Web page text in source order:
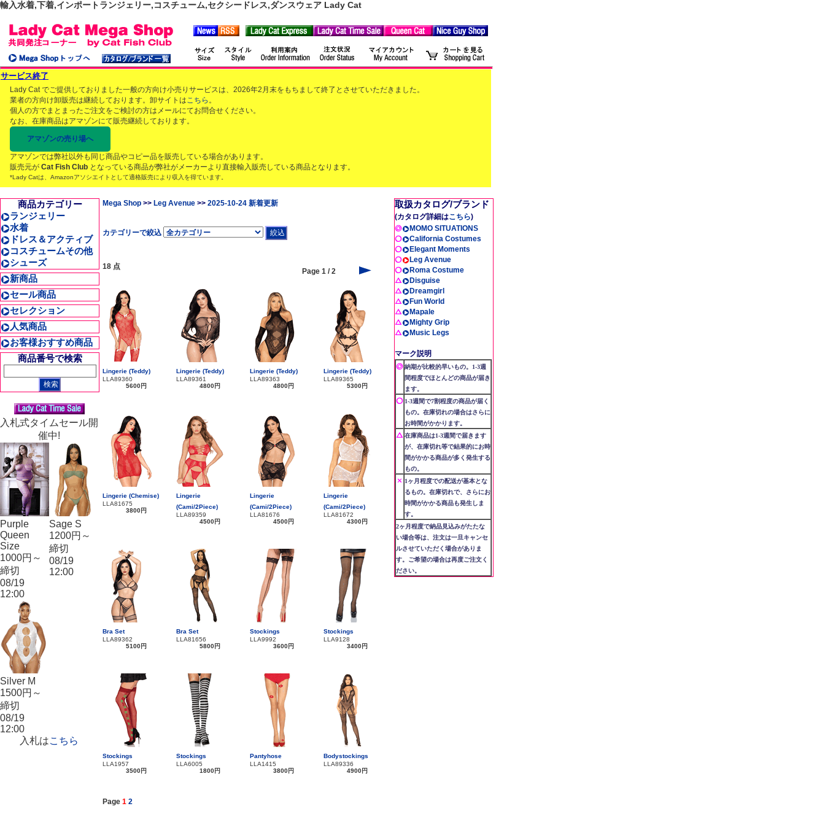
輸入水着,下着,インポートランジェリー,コスチューム,セクシードレス,ダンスウェア Lady Cat
サービス終了
Lady Cat でご提供しておりました一般の方向け小売りサービスは、2026年2月末をもちまして終了とさせていただきました。
業者の方向け卸販売は継続しております。卸サイトはこちら 。
個人の方でまとまったご注文をご検討の方はメールにてお問合せください。
なお、在庫商品はアマゾンにて販売継続しております。
アマゾンの売り場へ
アマゾンでは弊社以外も同じ商品やコピー品を販売している場合があります。
販売元が Cat Fish Club となっている商品が弊社がメーカーより直接輸入販売している商品となります。
*Lady Catは、Amazonアソシエイトとして適格販売により収入を得ています。
商品カテゴリー
ランジェリー
水着
ドレス＆アクティブ
コスチュームその他
シューズ
新商品
セール商品
セレクション
人気商品
お客様おすすめ商品
商品番号で検索
入札式タイムセール開
催中!
Purple
Queen
Size
1000円～
締切
08/19
12:00
Sage S
1200円～
締切
08/19
12:00
Silver M
1500円～
締切
08/19
12:00
入札はこちら
Mega Shop >> Leg Avenue >> 2025-10-24 新着更新
カテゴリーで絞込
18 点
Page 1 / 2
Lingerie (Teddy)
LLA89360
5600円
Lingerie (Teddy)
LLA89361
4800円
Lingerie (Teddy)
LLA89363
4800円
Lingerie (Teddy)
LLA89365
5300円
Lingerie (Chemise)
LLA81675
3800円
Lingerie
(Cami/2Piece)
LLA89359
4500円
Lingerie
(Cami/2Piece)
LLA81676
4500円
Lingerie
(Cami/2Piece)
LLA81672
4300円
Bra Set
LLA89362
5100円
Bra Set
LLA81656
5800円
Stockings
LLA9992
3600円
Stockings
LLA9128
3400円
Stockings
LLA1957
3500円
Stockings
LLA6005
1800円
Pantyhose
LLA1415
3800円
Bodystockings
LLA89336
4900円
Page 1 2
取扱カタログ/ブランド
(カタログ詳細はこちら)
MOMO SITUATIONS
California Costumes
Elegant Moments
Leg Avenue
Roma Costume
Disguise
Dreamgirl
Fun World
Mapale
Mighty Grip
Music Legs
マーク説明
納期が比較的早いもの。1-3週
間程度でほとんどの商品が届き
ます。
1-3週間で7割程度の商品が届く
もの。在庫切れの場合はさらに
お時間がかかります。
在庫商品は1-3週間で届きます
が、在庫切れ等で結果的にお時
間がかかる商品が多く発生する
もの。
1ヶ月程度での配送が基本とな
るもの。在庫切れで、さらにお
時間がかかる商品も発生しま
す。
2ヶ月程度で納品見込みがたたな
い場合等は、注文は一旦キャンセ
ルさせていただく場合がありま
す。ご希望の場合は再度ご注文く
ださい。